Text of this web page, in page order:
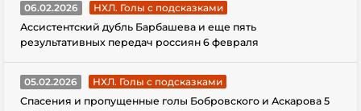
06.02.2026
НХЛ. Голы с подсказками
Ассистентский дубль Барбашева и еще пять
результативных передач россиян 6 февраля
05.02.2026
НХЛ. Голы с подсказками
Спасения и пропущенные голы Бобровского и Аскарова 5